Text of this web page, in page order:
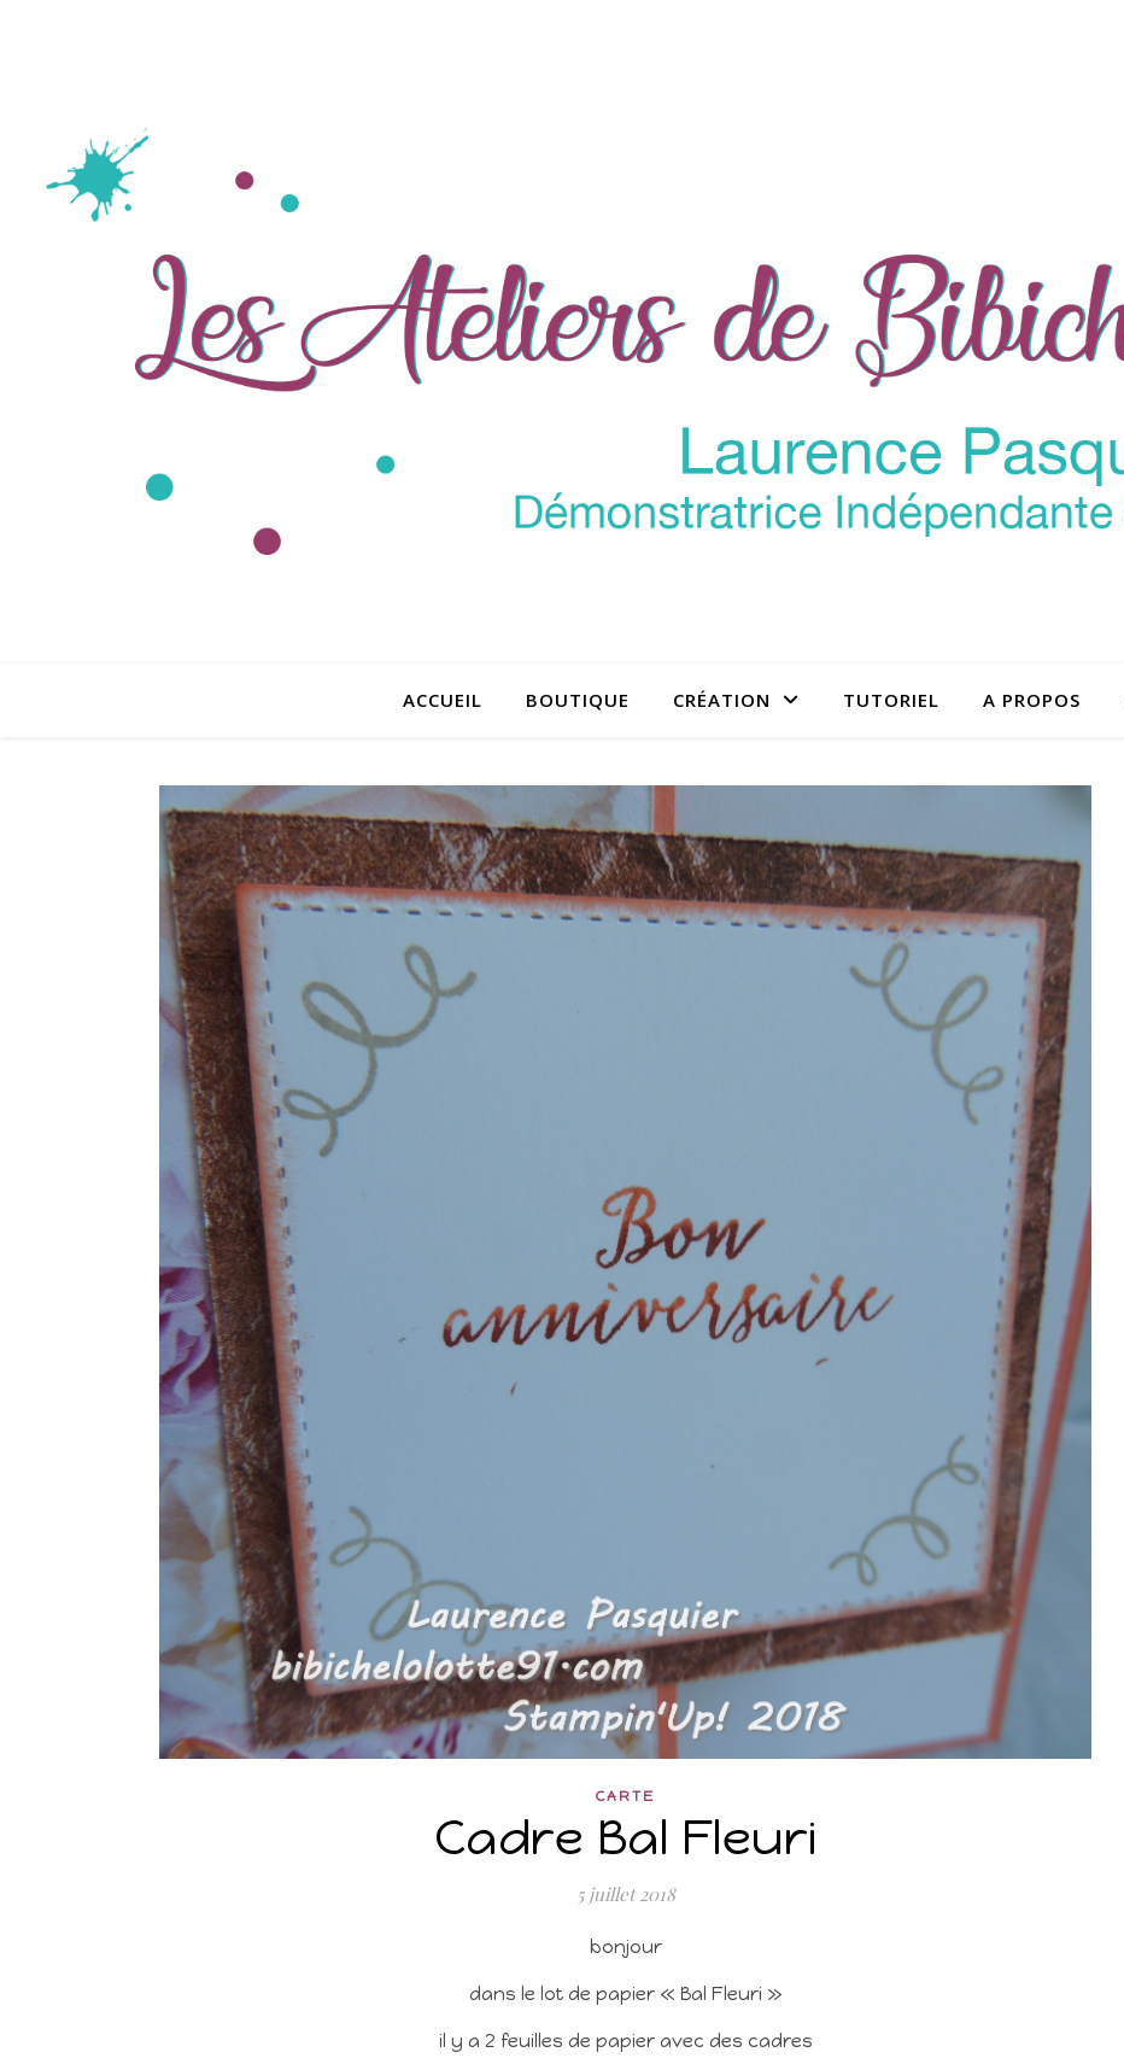
ACCUEIL BOUTIQUE CRÉATION TUTORIEL A PROPOS
CARTE
Cadre Bal Fleuri
5 juillet 2018
bonjour
dans le lot de papier « Bal Fleuri »
il y a 2 feuilles de papier avec des cadres